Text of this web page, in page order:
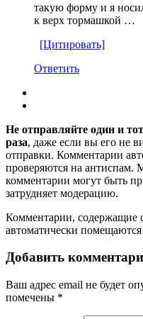
такую форму и я
к верх тормашкой …
[Цитировать]
Ответить
Не отправляйте один и
раза, даже если вы его не
отправки. Комментарии
проверяются на антиспам.
комментарии могут быть
затрудняет модерацию.
Комментарии, содержащие
автоматически помещаются
Добавить
Ваш адрес email не будет
помечены *